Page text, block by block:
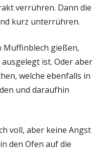
verrühren. Dann die
kurz unterrühren.
Muffinblech gießen,
ist. Oder aber
welche ebenfalls in
und daraufhin
voll, aber keine Angst
den Ofen auf die